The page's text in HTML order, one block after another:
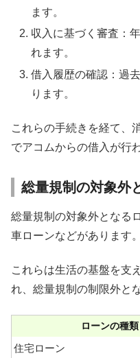
ます。
収入に基づく審査：
れます。
借入履歴の確認：過
ります。
これらの手続きを経て、
でアコムからの借入が行
総量規制の対象外
総量規制の対象外となる
車ローンなどがあります。
これらは生活の基盤を支
れ、総量規制の制限外と
ローンの種類
住宅ローン